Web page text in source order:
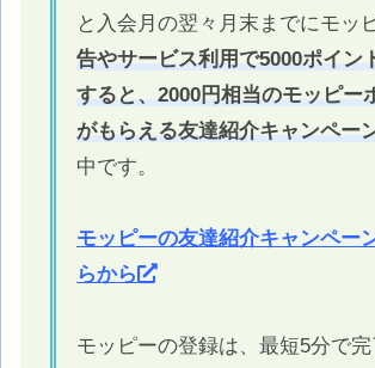
と入会月の翌々月末までにモッ
告やサービス利用で5000ポイン
すると、2000円相当のモッピー
がもらえる友達紹介キャンペー
中です。
モッピーの友達紹介キャンペー
らから
モッピーの登録は、最短5分で完